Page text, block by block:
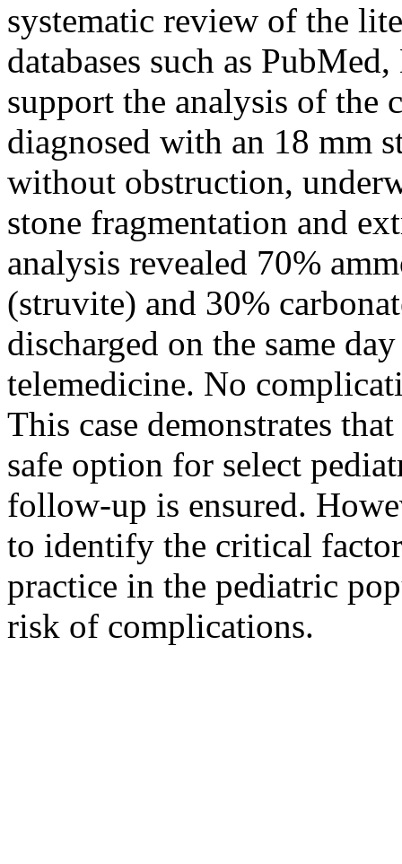
systematic review of the
databases such as
support the analysis of the
diagnosed with an 18 mm
without obstruction,
stone fragmentation and
analysis revealed 70%
(struvite) and 30%
discharged on the same
telemedicine. No
This case demonstrates
safe option for select
follow-up is ensured.
to identify the critical
practice in the pediatric
risk of complications.